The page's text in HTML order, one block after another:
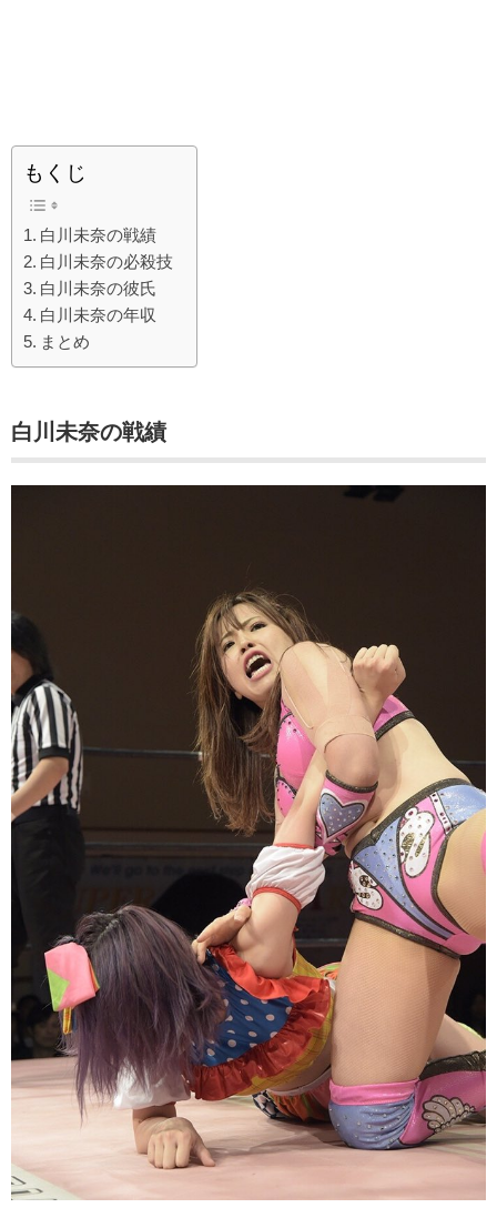
もくじ
白川未奈の戦績
白川未奈の必殺技
白川未奈の彼氏
白川未奈の年収
まとめ
白川未奈の戦績